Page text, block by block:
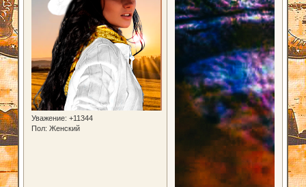
Уважение: +11344
Пол: Женский